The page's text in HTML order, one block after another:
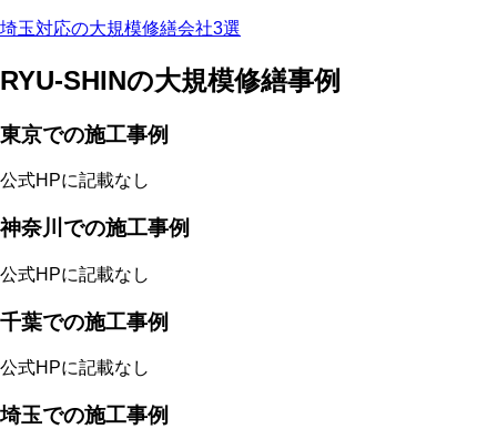
埼玉対応の大規模修繕会社3選
RYU-SHINの大規模修繕事例
東京での施工事例
公式HPに記載なし
神奈川での施工事例
公式HPに記載なし
千葉での施工事例
公式HPに記載なし
埼玉での施工事例